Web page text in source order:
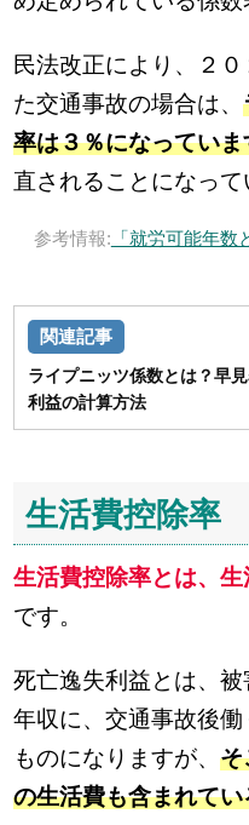
民法改正により、２
た交通事故の場合は、
率は３％になっていま
直されることになって
参考情報: 「就労可能年
ライプニッツ係数とは？早
利益の計算方法
生活費控除率
生活費控除率とは、
です。
死亡逸失利益とは、
年収に、交通事故後
ものになりますが、そ
の生活費も含まれてい